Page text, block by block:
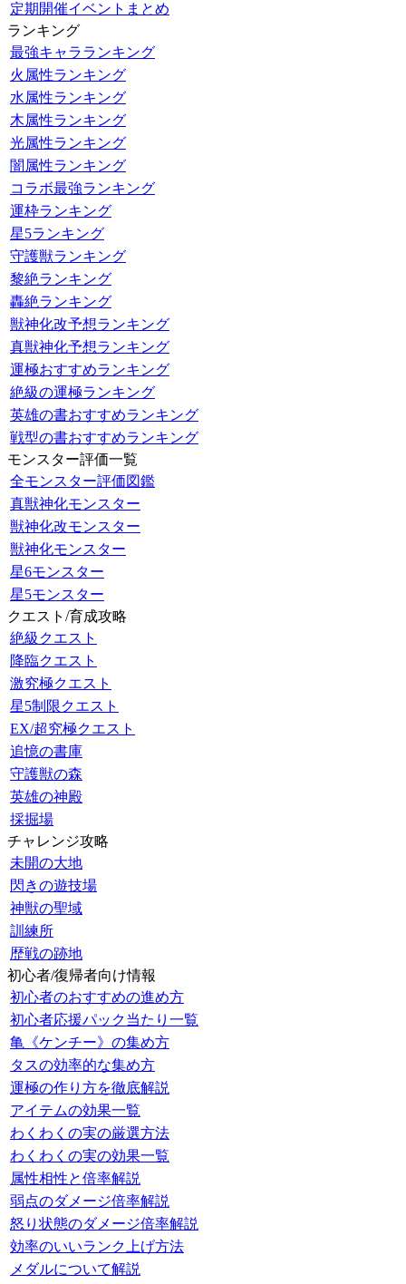
定期開催イベントまとめ
ランキング
最強キャラランキング
火属性ランキング
水属性ランキング
木属性ランキング
光属性ランキング
闇属性ランキング
コラボ最強ランキング
運枠ランキング
星5ランキング
守護獣ランキング
黎絶ランキング
轟絶ランキング
獣神化改予想ランキング
真獣神化予想ランキング
運極おすすめランキング
絶級の運極ランキング
英雄の書おすすめランキング
戦型の書おすすめランキング
モンスター評価一覧
全モンスター評価図鑑
真獣神化モンスター
獣神化改モンスター
獣神化モンスター
星6モンスター
星5モンスター
クエスト/育成攻略
絶級クエスト
降臨クエスト
激究極クエスト
星5制限クエスト
EX/超究極クエスト
追憶の書庫
守護獣の森
英雄の神殿
採掘場
チャレンジ攻略
未開の大地
閃きの遊技場
神獣の聖域
訓練所
歴戦の跡地
初心者/復帰者向け情報
初心者のおすすめの進め方
初心者応援パック当たり一覧
亀《ケンチー》の集め方
タスの効率的な集め方
運極の作り方を徹底解説
アイテムの効果一覧
わくわくの実の厳選方法
わくわくの実の効果一覧
属性相性と倍率解説
弱点のダメージ倍率解説
怒り状態のダメージ倍率解説
効率のいいランク上げ方法
メダルについて解説